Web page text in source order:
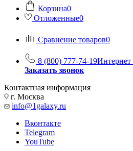
Корзина0
Отложенные0
Сравнение товаров0
8 (800) 777-74-19Интернет
Заказать звонок
Контактная информация
г. Москва
info@1galaxy.ru
Вконтакте
Telegram
YouTube